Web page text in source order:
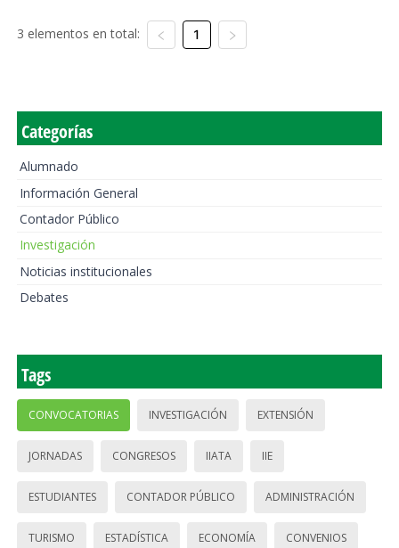
3 elementos en total: 1
Categorías
Alumnado
Información General
Contador Público
Investigación
Noticias institucionales
Debates
Tags
CONVOCATORIAS INVESTIGACIÓN EXTENSIÓN
JORNADAS CONGRESOS IIATA IIE
ESTUDIANTES CONTADOR PÚBLICO ADMINISTRACIÓN
TURISMO ESTADÍSTICA ECONOMÍA CONVENIOS